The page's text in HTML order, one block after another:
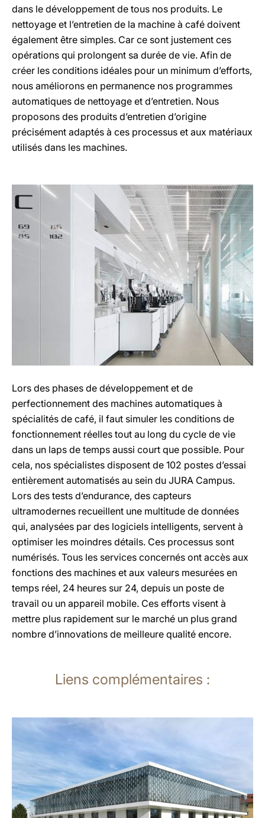
dans le développement de tous nos produits. Le
nettoyage et l’entretien de la machine à café doivent
également être simples. Car ce sont justement ces
opérations qui prolongent sa durée de vie. Afin de
créer les conditions idéales pour un minimum d’efforts,
nous améliorons en permanence nos programmes
automatiques de nettoyage et d’entretien. Nous
proposons des produits d’entretien d’origine
précisément adaptés à ces processus et aux matériaux
utilisés dans les machines.
Lors des phases de développement et de
perfectionnement des machines automatiques à
spécialités de café, il faut simuler les conditions de
fonctionnement réelles tout au long du cycle de vie
dans un laps de temps aussi court que possible. Pour
cela, nos spécialistes disposent de 102 postes d’essai
entièrement automatisés au sein du JURA Campus.
Lors des tests d’endurance, des capteurs
ultramodernes recueillent une multitude de données
qui, analysées par des logiciels intelligents, servent à
optimiser les moindres détails. Ces processus sont
numérisés. Tous les services concernés ont accès aux
fonctions des machines et aux valeurs mesurées en
temps réel, 24 heures sur 24, depuis un poste de
travail ou un appareil mobile. Ces efforts visent à
mettre plus rapidement sur le marché un plus grand
nombre d’innovations de meilleure qualité encore.
Liens complémentaires :
plus